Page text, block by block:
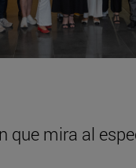
que mira al